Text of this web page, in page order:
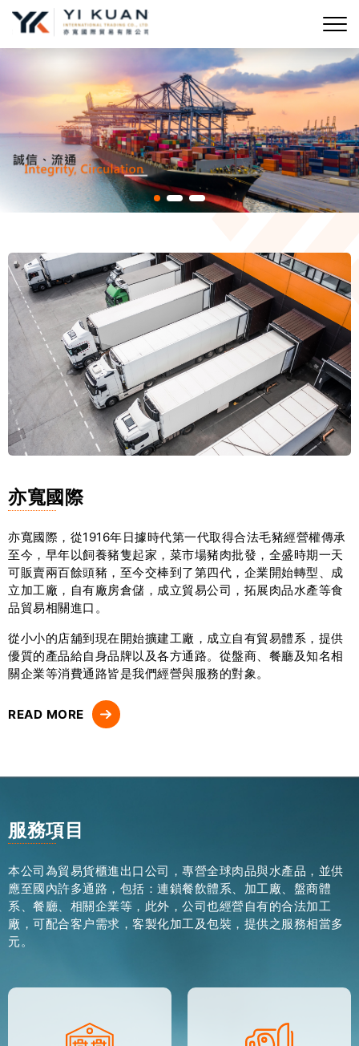
亦寬國際
亦寬國際，從1916年日據時代第一代取得合法毛豬經營權傳承
至今，早年以飼養豬隻起家，菜市場豬肉批發，全盛時期一天
可販賣兩百餘頭豬，至今交棒到了第四代，企業開始轉型、成
立加工廠，自有廠房倉儲，成立貿易公司，拓展肉品水產等食
品貿易相關進口。
從小小的店舖到現在開始擴建工廠，成立自有貿易體系，提供
優質的產品給自身品牌以及各方通路。從盤商、餐廳及知名相
關企業等消費通路皆是我們經營與服務的對象。
READ MORE
服務項目
本公司為貿易貨櫃進出口公司，專營全球肉品與水產品，並供
應至國內許多通路，包括：連鎖餐飲體系、加工廠、盤商體
系、餐廳、相關企業等，此外，公司也經營自有的合法加工
廠，可配合客户需求，客製化加工及包裝，提供之服務相當多
元。